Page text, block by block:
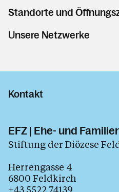
Standorte und
Unsere Netzwerke
Kontakt
EFZ | Ehe- und
Stiftung der Diözese
Herrengasse 4
6800 Feldkirch
+43 5522 74139